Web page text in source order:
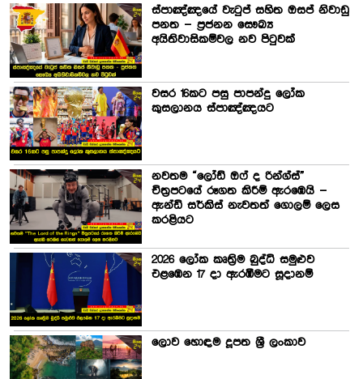
ස්පාඤ්ඤයේ වැටුප් සහිත ඔසප් නිවාඩු
පනත – ප්‍රජනන සෞඛ්‍ය
අයිතිවාසිකම්වල නව පිටුවක්
වසර 16කට පසු පාපන්දු ලෝක
කුසලානය ස්පාඤ්ඤයට
නවතම “ලෝඩ් ඔෆ් ද රින්ග්ස්”
චිත්‍රපටයේ රූගත කිරීම් ඇරඹෙයි –
ඇන්ඩි සර්කිස් නැවතත් ගොලම් ලෙස
කරළියට
2026 ලෝක කෘත්‍රිම බුද්ධි සමුළුව
එළඹෙන 17 දා ඇරඹීමට සූදානම්
ලොව හොඳම දූපත ශ්‍රී ලංකාව